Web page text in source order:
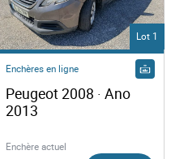
Lot 1
Enchères en ligne
Peugeot 2008 · Ano
2013
Enchère actuel